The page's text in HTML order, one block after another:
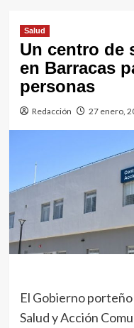
Salud
Un centro de
en Barracas
personas
Redacción 27 enero,
El Gobierno
Salud y Acción